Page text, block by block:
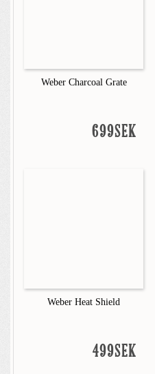
Weber Charcoal Grate
699SEK
Weber Heat Shield
499SEK